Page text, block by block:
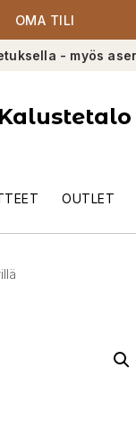
OMA TILI
- myös
OUTLET